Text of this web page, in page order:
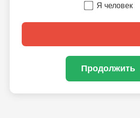
Я человек
Продолжить